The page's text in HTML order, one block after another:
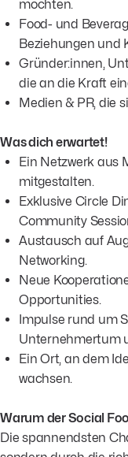
möchten.
Food- und
Beziehungen und
Gründer:innen,
die an die Kraft
Medien & PR, die
Was dich erwartet!
Ein Netzwerk aus
mitgestalten.
Exklusive Circle
Community
Austausch auf
Networking.
Neue
Opportunities.
Impulse rund um
Unternehmertum
Ein Ort, an dem
wachsen.
Warum der Social
Die spannendsten